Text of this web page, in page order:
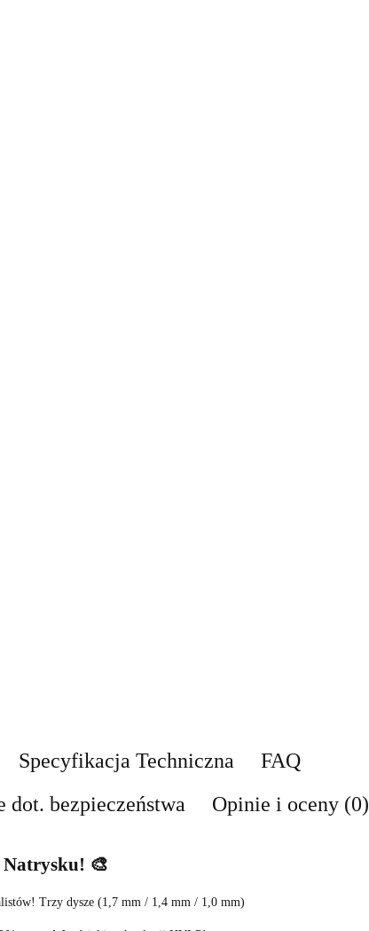
Specyfikacja Techniczna
FAQ
dot. bezpieczeństwa Opinie i oceny (0)
Natrysku! 🎨
Trzy dysze (1,7 mm / 1,4 mm / 1,0 mm)